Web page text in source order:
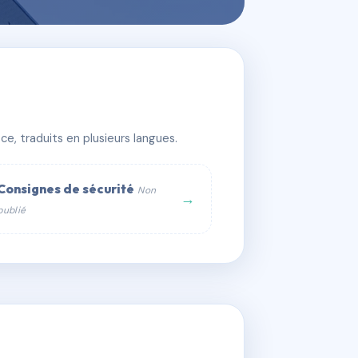
traduits en plusieurs langues.
de sécurité Non
→